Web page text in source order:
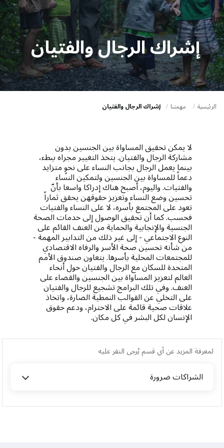
t
i
o
n
إشراك الرجال والفتيان
الرئيسية مهمتنا إشراك الرجال والفتيان
لا يمكن تحقيق المساواة بين الجنسين بدون
مشاركة الرجال والفتيان. يتخذ التغيير مجراه ببطء،
بينما يعمل الرجال بجانب النساء على نحوٍ متزايد
دعماً للمساواة بين الجنسين ولتمكين النساء
والفتيات. واليوم، أصبح هناك إدراكا واسعا بأنّ
تحسين وضع النساء وتعزيز حقوقهن يحقق ثماراً
تعود على المجتمع بأسره، لا على النساء والفتيات
فحسب. كما أن تحقيق الوصول إلى خدمات الصحة
الجنسية والإنجابية والحماية من العنف القائم على
النوع الاجتماعي - إلى غير ذلك من التدابير المهمة -
من شأنه تحسين صحة الأسر والرفاه الاقتصادي
للمجتمعات المحلية بأسرها. يتعاون صندوق الأمم
المتحدة للسكان مع الرجال والفتيان حول أنحاء
العالم لتعزيز المساواة بين الجنسين والقضاء على
العنف. وفي تلك البرامج تشجيع للرجال والفتيان
على التخلي عن القوالب النمطية الضارة، واتخاذ
علاقات صحية قائمة على الاحترام، ودعم حقوق
الإنسان لكل البشر في كل مكان.
لمعرفة المزيد عن أي قسم يُرجى النقر عليه
الشراكات ضرورة